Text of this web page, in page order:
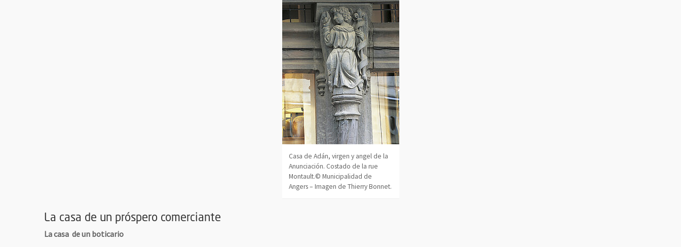
Casa de Adán, virgen y angel de la
Anunciación. Costado de la rue
Montault.© Municipalidad de
Angers – Imagen de Thierry Bonnet.
La casa de un próspero comerciante
La casa de un boticario